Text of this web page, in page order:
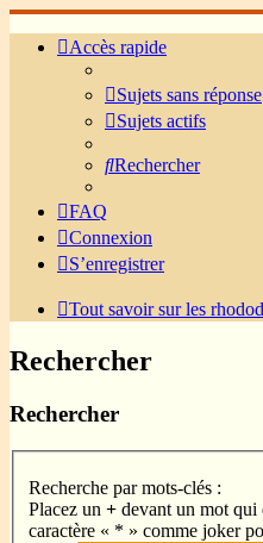
Accès rapide
Sujets sans réponse
Sujets actifs
Rechercher
FAQ
Connexion
S’enregistrer
Tout savoir sur les
Rechercher
Rechercher
Recherche par mots-clés :
Placez un + devant un mot qui
caractère « * » comme joker